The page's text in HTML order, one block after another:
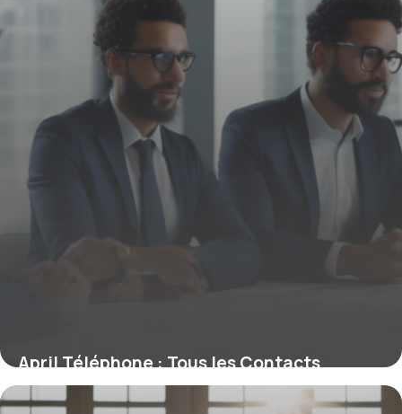
April Téléphone : Tous les Contacts
Assurance Internationale